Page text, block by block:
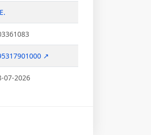
↗
07-2026